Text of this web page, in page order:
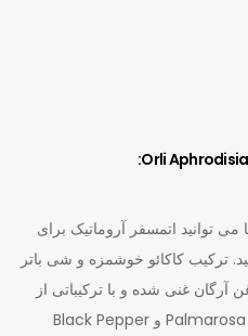
توانید اتمسفر آروماتیک برای
ترکیب کاکائو خوشمزه و شی باتر
آرگان غنی شده و با ترکیباتی از
روغن های ضروری Palmarosa ، Ylang Ylang و Black Pepper